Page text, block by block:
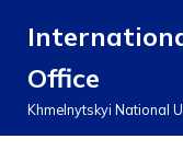
до
вмісту
Office
Khmelnytskyi National